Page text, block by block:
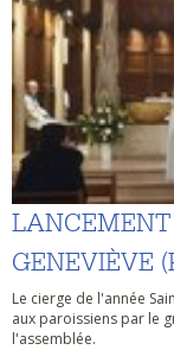
GENEVIÈVE
Le cierge de l'année
aux paroissiens par le
l'assemblée.